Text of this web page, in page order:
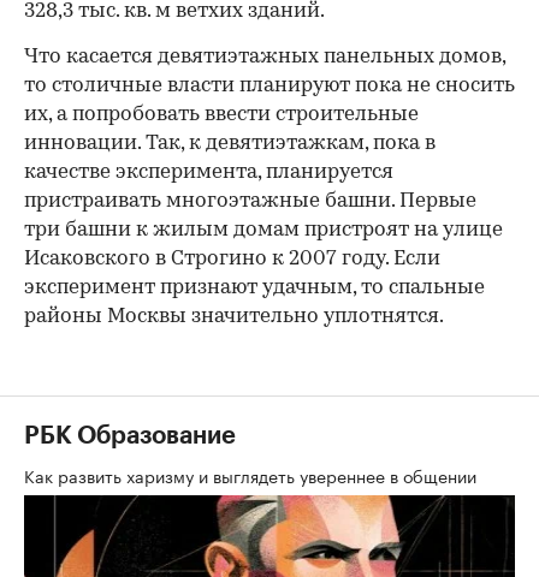
328,3 тыс. кв. м ветхих зданий.
Что касается девятиэтажных панельных домов,
то столичные власти планируют пока не сносить
их, а попробовать ввести строительные
инновации. Так, к девятиэтажкам, пока в
качестве эксперимента, планируется
пристраивать многоэтажные башни. Первые
три башни к жилым домам пристроят на улице
Исаковского в Строгино к 2007 году. Если
эксперимент признают удачным, то спальные
районы Москвы значительно уплотнятся.
РБК Образование
Как развить харизму и выглядеть увереннее в общении